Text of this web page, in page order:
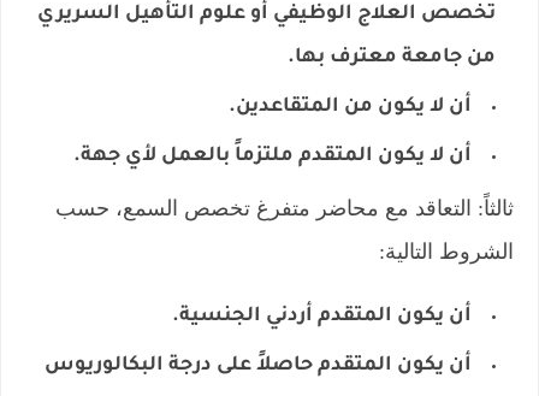
تخصص العلاج الوظيفي أو علوم التأهيل السريري
من جامعة معترف بها.
أن لا يكون من المتقاعدين.
أن لا يكون المتقدم ملتزماً بالعمل لأي جهة.
ثالثاً: التعاقد مع محاضر متفرغ تخصص السمع، حسب
الشروط التالية:
أن يكون المتقدم أردني الجنسية.
أن يكون المتقدم حاصلاً على درجة البكالوريوس